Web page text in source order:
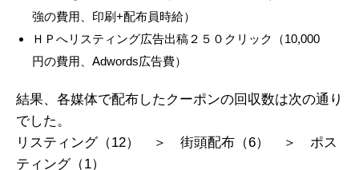
強の費用、印刷+配布員時給）
ＨＰへリスティング広告出稿２５０クリック（10,000
円の費用、Adwords広告費）
結果、各媒体で配布したクーポンの回収数は次の通り
でした。
リスティング（12） ＞ 街頭配布（6） ＞ ポス
ティング（1）